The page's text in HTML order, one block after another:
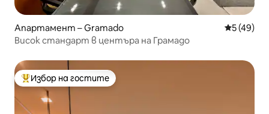
Апартамент – Gramado Средна
5 (49)
Висок стандарт в центъра на Грамадо
Най-популярен избор на гостите
Избор на гостите